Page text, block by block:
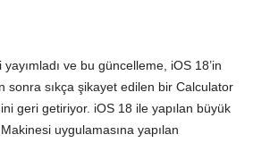
ve bu güncelleme, iOS 18’in
sonra sıkça şikayet edilen bir Calculator
geri getiriyor. iOS 18 ile yapılan büyük
uygulamasına yapılan